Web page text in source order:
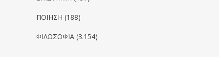
ΠΟΙΗΣΗ (188)
ΦΙΛΟΣΟΦΙΑ (3.154)